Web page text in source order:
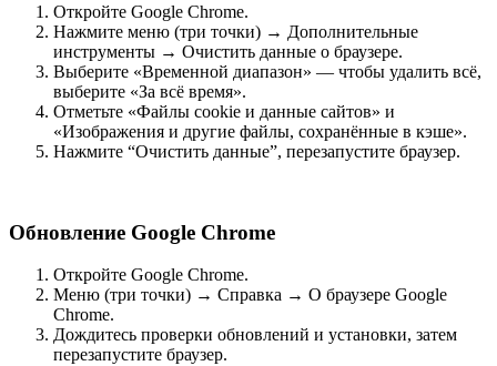
Откройте Google Chrome.
Нажмите меню (три точки) → Дополнительные
инструменты → Очистить данные о браузере.
Выберите «Временной диапазон» — чтобы удалить всё,
выберите «За всё время».
Отметьте «Файлы cookie и данные сайтов» и
«Изображения и другие файлы, сохранённые в кэше».
Нажмите “Очистить данные”, перезапустите браузер.
Обновление Google Chrome
Откройте Google Chrome.
Меню (три точки) → Справка → О браузере Google
Chrome.
Дождитесь проверки обновлений и установки, затем
перезапустите браузер.